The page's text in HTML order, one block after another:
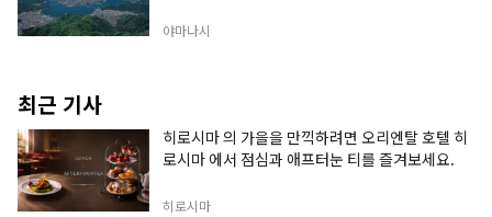
야마나시
최근 기사
히로시마 의 가을을 만끽하려면 오리엔탈 호텔 히
로시마 에서 점심과 애프터눈 티를 즐겨보세요.
히로시마